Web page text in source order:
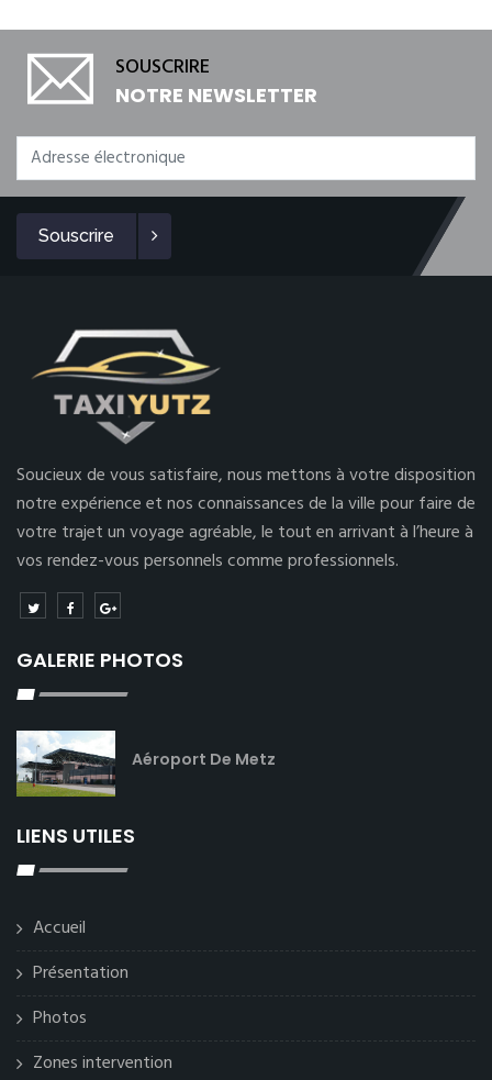
SOUSCRIRE
NOTRE NEWSLETTER
Souscrire
Soucieux de vous satisfaire, nous mettons à votre disposition
notre expérience et nos connaissances de la ville pour faire de
votre trajet un voyage agréable, le tout en arrivant à l’heure à
vos rendez-vous personnels comme professionnels.
GALERIE PHOTOS
Aéroport De Metz
LIENS UTILES
Accueil
Présentation
Photos
Zones intervention